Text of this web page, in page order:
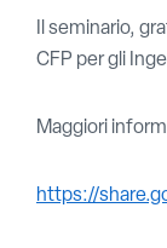
​Il seminario,
CFP per gli
Maggiori
https://